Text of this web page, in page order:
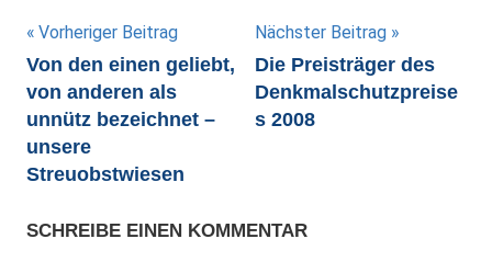
Beitragsnavigation
Vorheriger Beitrag
Von den einen geliebt,
von anderen als
unnütz bezeichnet –
unsere
Streuobstwiesen
Nächster Beitrag
Die Preisträger des
Denkmalschutzpreise
s 2008
SCHREIBE EINEN KOMMENTAR